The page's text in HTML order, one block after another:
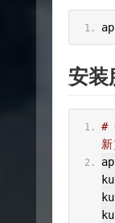
安装
#
新